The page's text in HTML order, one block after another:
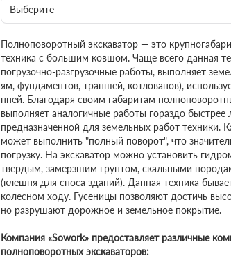
Выберите
Полноповоротный экскаватор — это
техника с большим ковшом. Чаще всего данная
погрузочно-разгрузочные работы, выполняет
ям, фундаментов, траншей, котлованов),
пней. Благодаря своим габаритам
выполняет аналогичные работы гораздо быстрее
предназначенной для земельных работ техники.
может выполнить "полный поворот", что
погрузку. На экскаватор можно установить
твердым, замерзшим грунтом, скальными
(клешня для сноса зданий). Данная техника
колесном ходу. Гусеницы позволяют достичь
но разрушают дорожное и земельное покрытие.
Компания «Sowork» предоставляет различные
полноповоротных экскаваторов: